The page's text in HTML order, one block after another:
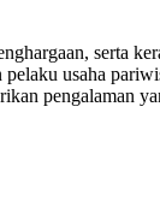
serta
usaha
pengalaman